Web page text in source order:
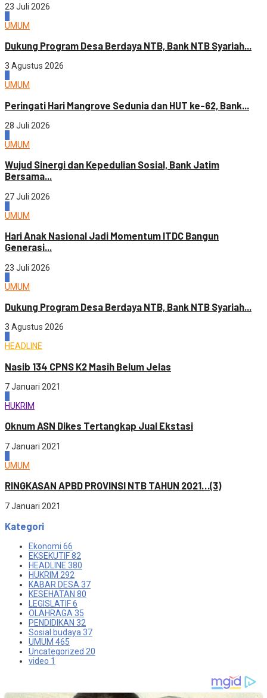
23 Juli 2026
UMUM
Dukung Program Desa Berdaya NTB, Bank NTB Syariah...
3 Agustus 2026
UMUM
Peringati Hari Mangrove Sedunia dan HUT ke-62, Bank...
28 Juli 2026
UMUM
Wujud Sinergi dan Kepedulian Sosial, Bank Jatim
Bersama...
27 Juli 2026
UMUM
Hari Anak Nasional Jadi Momentum ITDC Bangun
Generasi...
23 Juli 2026
UMUM
Dukung Program Desa Berdaya NTB, Bank NTB Syariah...
3 Agustus 2026
HEADLINE
Nasib 134 CPNS K2 Masih Belum Jelas
7 Januari 2021
HUKRIM
Oknum ASN Dikes Tertangkap Jual Ekstasi
7 Januari 2021
UMUM
RINGKASAN APBD PROVINSI NTB TAHUN 2021…(3)
7 Januari 2021
Kategori
Ekonomi 66
EKSEKUTIF82
HEADLINE 380
HUKRIM 292
KABAR DESA37
KESEHATAN 80
LEGISLATIF6
OLAHRAGA35
PENDIDIKAN 32
Sosial budaya37
UMUM 465
Uncategorized 20
video 1